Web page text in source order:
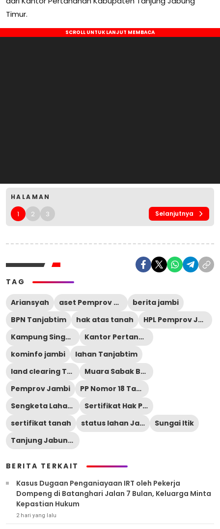
Timur.
HALAMAN
1 2 3 Selanjutnya
TAG
Ariansyah aset Pemprov Jambi
berita jambi
BPN Tanjabtim
hak atas tanah
HPL Pemprov Jambi
Kampung Singkep
Kantor Pertanahan Tanjabtim
kominfo jambi
lahan Tanjabtim
land clearing Tanjabtim
Muara Sabak Barat
Pemprov Jambi
PP Nomor 18 Tahun 2021
Sengketa Lahan Jambi
Sertifikat Hak Pengelolaan
sertifikat tanah
status lahan Jambi
Sungai Itik
Tanjung Jabung Timur
BERITA TERKAIT
Kasus Dugaan Penganiayaan IRT oleh Pekerja
Dompeng di Batanghari Jalan 7 Bulan, Keluarga Minta
Kepastian Hukum
2 hari yang lalu